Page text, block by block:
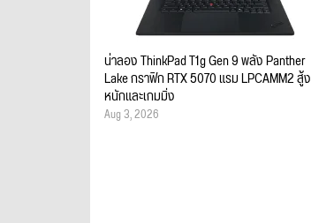
น่าลอง ThinkPad T1g Gen 9 พลัง Panther
Lake กราฟิก RTX 5070 แรม LPCAMM2 สู้
หนักและเกมมิ่ง
Aug 3, 2026